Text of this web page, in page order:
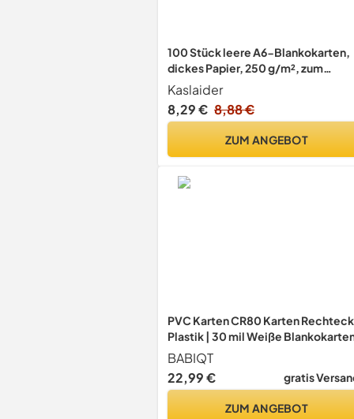
100 Stück leere A6-Blankokarten,
dickes Papier, 250 g/m², zum
Schreiben und Basteln
Kaslaider
8,29 € 8,88 €
ZUM ANGEBOT
PVC Karten CR80 Karten Rechteck
Plastik | 30 mil Weiße
Plastikkarte 760 Mikron Card
Kompatibel für ID-Kartendrucker,
Bankkarten Gesundheitskarten -
BABIQT
22,99 €
gratis
ZUM ANGEBOT